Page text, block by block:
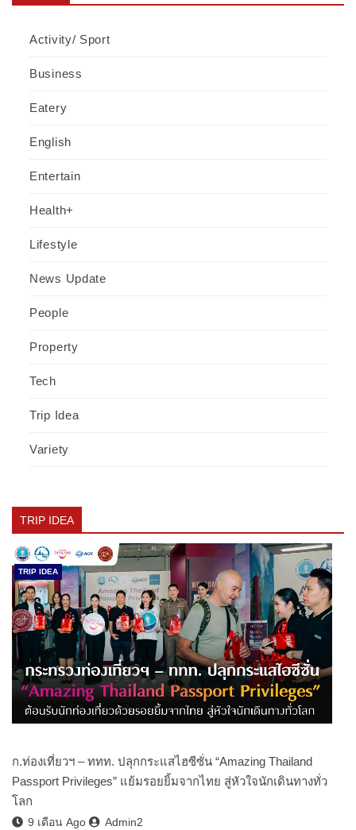
Activity/ Sport
Business
Eatery
English
Entertain
Health+
Lifestyle
News Update
People
Property
Tech
Trip Idea
Variety
TRIP IDEA
TRIP IDEA
ก.ท่องเที่ยวฯ – ททท. ปลุกกระแสไฮซีซั่น “Amazing Thailand
Passport Privileges” แย้มรอยยิ้มจากไทย สู่หัวใจนักเดินทางทั่ว
โลก
9 เดือน Ago Admin2